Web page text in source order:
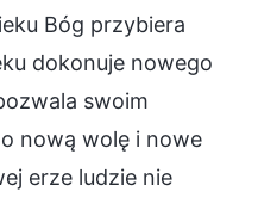
Bóg przybiera
dokonuje nowego
swoim
nową wolę i nowe
erze ludzie nie